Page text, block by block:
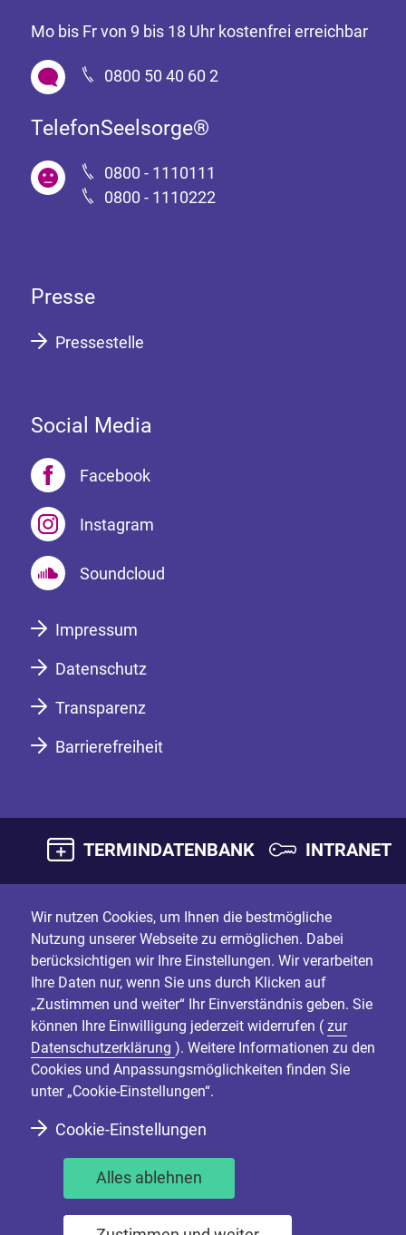
Mo bis Fr von 9 bis 18 Uhr kostenfrei erreichbar
0800 50 40 60 2
TelefonSeelsorge®
0800 - 1110111
0800 - 1110222
Presse
Pressestelle
Social Media
Facebook
Instagram
Soundcloud
Impressum
Datenschutz
Transparenz
Barrierefreiheit
TERMINDATENBANK INTRANET
Wir nutzen Cookies, um Ihnen die bestmögliche
Nutzung unserer Webseite zu ermöglichen. Dabei
berücksichtigen wir Ihre Einstellungen. Wir verarbeiten
Ihre Daten nur, wenn Sie uns durch Klicken auf
„Zustimmen und weiter“ Ihr Einverständnis geben. Sie
können Ihre Einwilligung jederzeit widerrufen ( zur
Datenschutzerklärung ). Weitere Informationen zu den
Cookies und Anpassungsmöglichkeiten finden Sie
unter „Cookie-Einstellungen“.
Cookie-Einstellungen
Alles ablehnen